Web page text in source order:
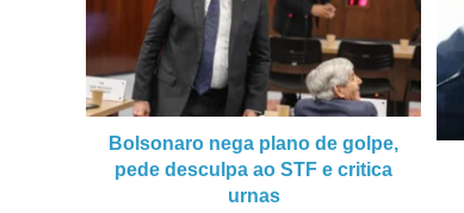
Bolsonaro nega plano de golpe,
pede desculpa ao STF e critica
urnas